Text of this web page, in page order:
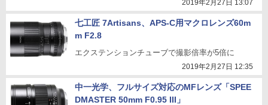
2019年2月27日 13:07
七工匠 7Artisans、APS-C用マクロレンズ60m
m F2.8
エクステンションチューブで撮影倍率が5倍に
2019年2月27日 12:35
中一光学、フルサイズ対応のMFレンズ「SPEE
DMASTER 50mm F0.95 III」